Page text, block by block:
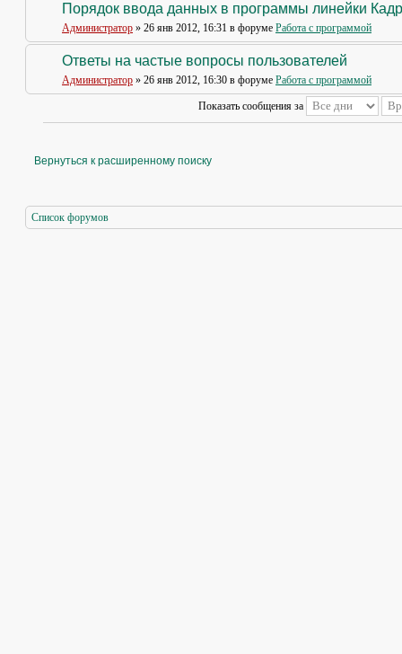
Порядок ввода данных в программы линейки
Администратор » 26 янв 2012, 16:31 в форуме Работа с программой
Ответы на частые вопросы пользователей
Администратор » 26 янв 2012, 16:30 в форуме Работа с программой
Показать сообщения за
Вернуться к расширенному поиску
Список форумов